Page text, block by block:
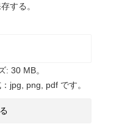
する。
: 30 MB。
jpg, png, pdf です。